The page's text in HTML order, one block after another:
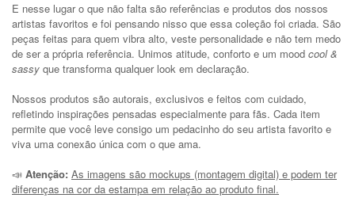
E nesse lugar o que não falta são referências e produtos dos nossos
artistas favoritos e foi pensando nisso que essa coleção foi criada. São
peças feitas para quem vibra alto, veste personalidade e não tem medo
de ser a própria referência. Unimos atitude, conforto e um mood cool &
sassy que transforma qualquer look em declaração.
Nossos produtos são autorais, exclusivos e feitos com cuidado,
refletindo inspirações pensadas especialmente para fãs. Cada item
permite que você leve consigo um pedacinho do seu artista favorito e
viva uma conexão única com o que ama.
📣 Atenção: As imagens são mockups (montagem digital) e podem ter
diferenças na cor da estampa em relação ao produto final.